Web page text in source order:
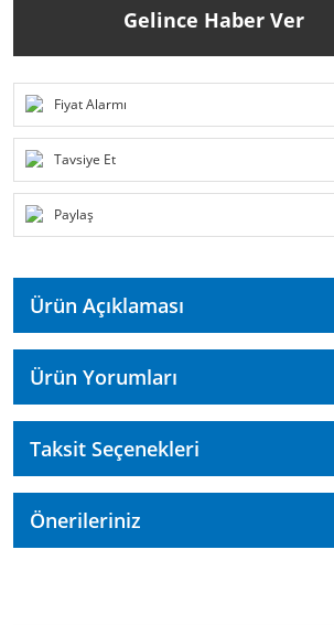
Gelince Haber Ver
Fiyat Alarmı
Tavsiye Et
Paylaş
Ürün Açıklaması
Ürün Yorumları
Taksit Seçenekleri
Önerileriniz